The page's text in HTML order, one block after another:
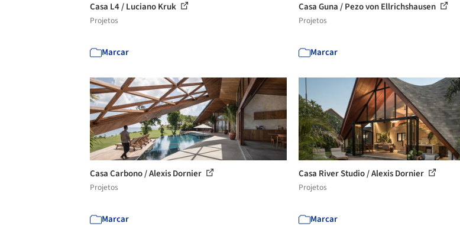
Casa L4 / Luciano Kruk
Projetos
Marcar
Casa Guna / Pezo von Ellrichshausen
Projetos
Marcar
Casa Carbono / Alexis Dornier
Projetos
Marcar
Casa River Studio / Alexis Dornier
Projetos
Marcar